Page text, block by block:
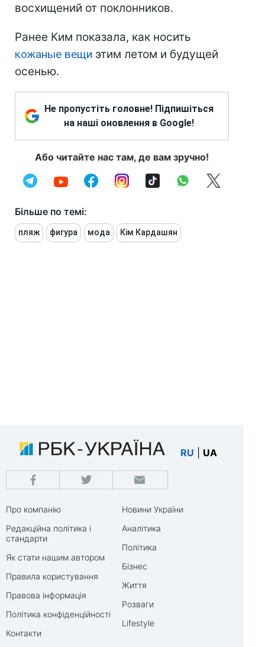
восхищений от поклонников.
Ранее Ким показала, как носить
кожаные вещи этим летом и будущей
осенью.
Не пропустіть головне! Підпишіться
на наші оновлення в Google!
Або читайте нас там, де вам зручно!
Більше по темі:
пляж фигура мода Кім Кардашян
RU UA
Про компанію
Редакційна політика і
стандарти
Як стати нашим автором
Правила користування
Правова інформація
Політика конфіденційності
Контакти
Новини України
Аналітика
Політика
Бізнес
Життя
Розваги
Lifestyle